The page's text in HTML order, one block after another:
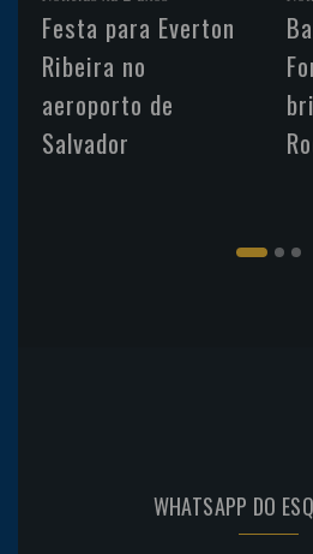
Festa para Everton
Ribeira no
aeroporto de
Salvador
WHATSAPP DO